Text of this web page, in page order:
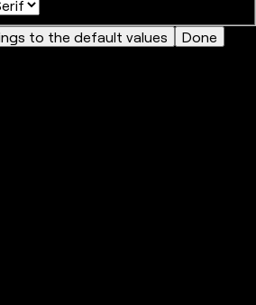
to the default values
Done